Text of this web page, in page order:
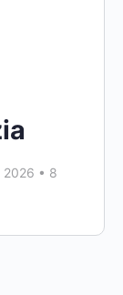
2026 • 8